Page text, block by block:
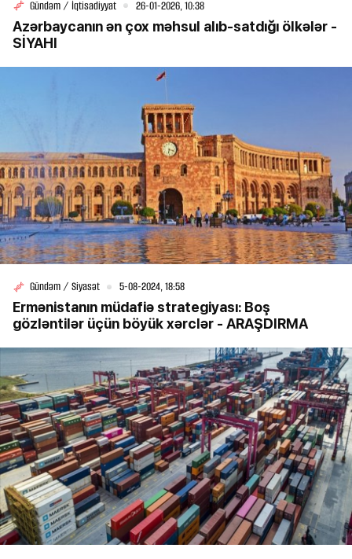
Gündəm / İqtisadiyyat 26-01-2026, 10:38
Azərbaycanın ən çox məhsul alıb-satdığı ölkələr -
SİYAHI
Gündəm / Siyasət 5-08-2024, 18:58
Ermənistanın müdafiə strategiyası: Boş
gözləntilər üçün böyük xərclər - ARAŞDIRMA